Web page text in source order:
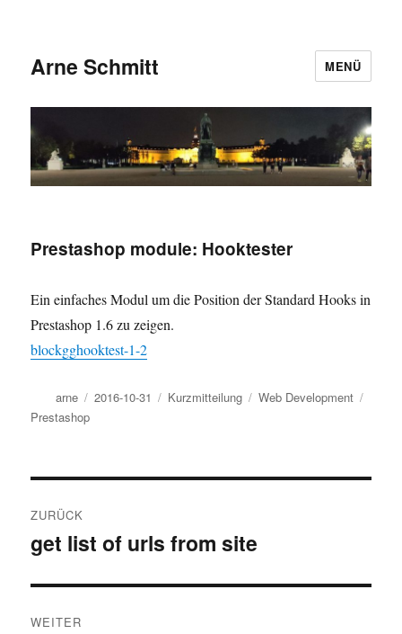
Arne Schmitt MENÜ
Prestashop module: Hooktester
Ein einfaches Modul um die Position der Standard Hooks in
Prestashop 1.6 zu zeigen.
blockgghooktest-1-2
Autor
arne
Veröffentlicht
2016-10-31 Format
Kurzmitteilung Kategorien
Web Development
Prestashop
ZURÜCK
Vorheriger
get list of urls from site
WEITER